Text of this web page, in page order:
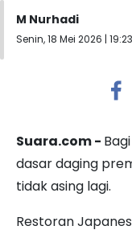
M Nurhadi
Senin, 18 Mei 2026 |
Suara.com -
dasar daging
tidak asing lagi.
Restoran